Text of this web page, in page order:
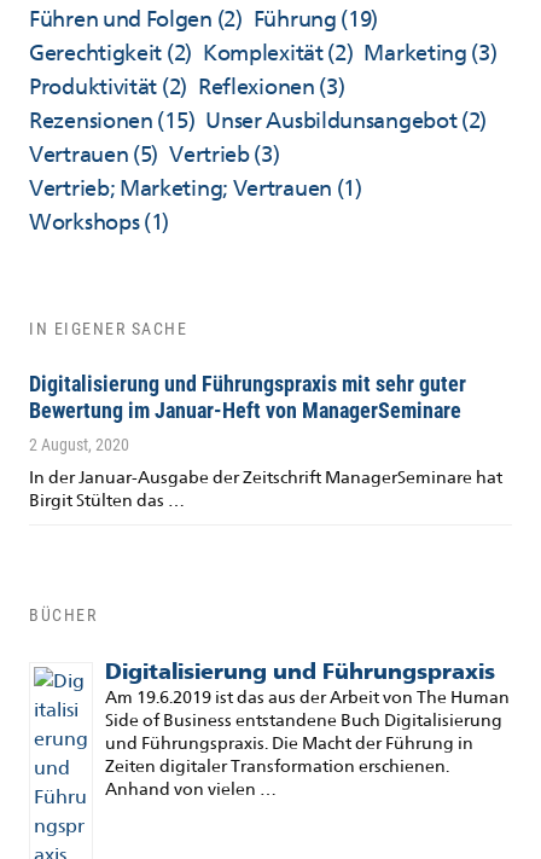
Führen und Folgen (2) Führung (19)
Gerechtigkeit (2) Komplexität(2) Marketing (3)
Produktivität (2) Reflexionen (3)
Rezensionen (15) Unser Ausbildunsangebot(2)
Vertrauen (5) Vertrieb(3)
Vertrieb; Marketing; Vertrauen (1)
Workshops(1)
IN EIGENER SACHE
Digitalisierung und Führungspraxis mit sehr guter
Bewertung im Januar-Heft von ManagerSeminare
2 August, 2020
In der Januar-Ausgabe der Zeitschrift ManagerSeminare hat
Birgit Stülten das …
BÜCHER
Digitalisierung und Führungspraxis
Am 19.6.2019 ist das aus der Arbeit von The Human
Side of Business entstandene Buch Digitalisierung
und Führungspraxis. Die Macht der Führung in
Zeiten digitaler Transformation erschienen.
Anhand von vielen …